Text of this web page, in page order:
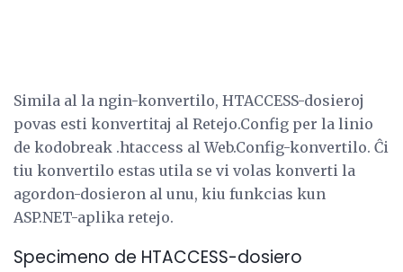
Simila al la ngin-konvertilo, HTACCESS-dosieroj
povas esti konvertitaj al Retejo.Config per la linio
de kodobreak .htaccess al Web.Config-konvertilo. Ĉi
tiu konvertilo estas utila se vi volas konverti la
agordon-dosieron al unu, kiu funkcias kun
ASP.NET-aplika retejo.
Specimeno de HTACCESS-dosiero